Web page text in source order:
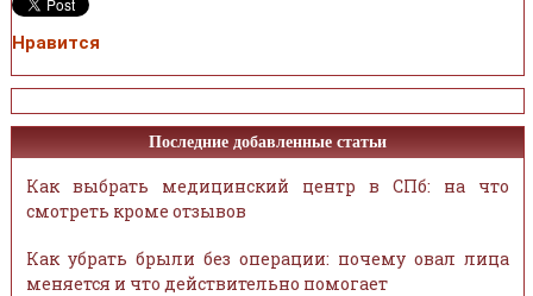
Нравится
Последние добавленные статьи
Как выбрать медицинский центр в СПб: на что
смотреть кроме отзывов
Как убрать брыли без операции: почему овал лица
меняется и что действительно помогает